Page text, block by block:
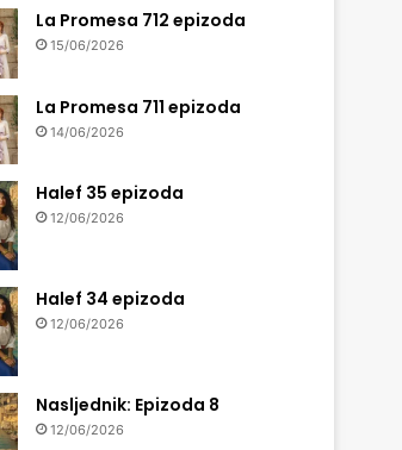
La Promesa 712 epizoda
15/06/2026
La Promesa 711 epizoda
14/06/2026
Halef 35 epizoda
12/06/2026
Halef 34 epizoda
12/06/2026
Nasljednik: Epizoda 8
12/06/2026